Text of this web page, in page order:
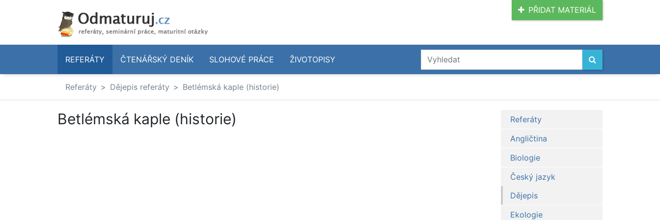
PŘIDAT MATERIÁL
REFERÁTY ČTENÁŘSKÝ DENÍK SLOHOVÉ PRÁCE ŽIVOTOPISY
Referáty Dějepis referáty Betlémská kaple (historie)
Betlémská kaple (historie)
Referáty
Angličtina
Biologie
Český jazyk
Dějepis
Ekologie